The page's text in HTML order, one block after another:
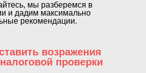
мы разберемся в
и дадим максимально
рекомендации.
возражения
проверки